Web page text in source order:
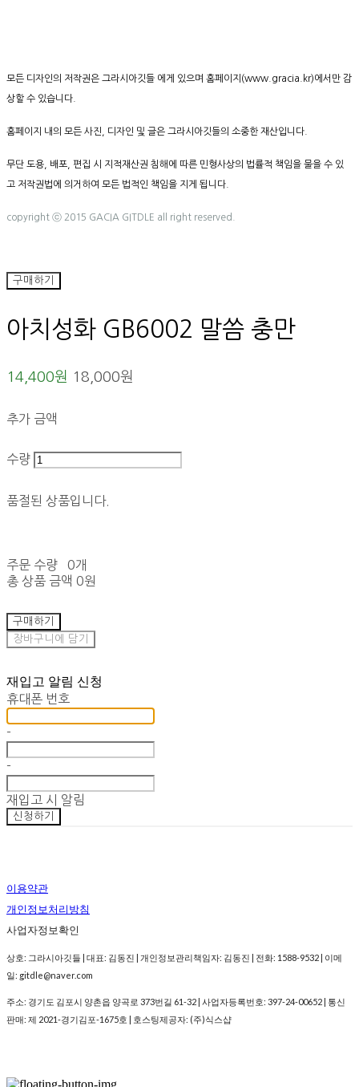
모든 디자인의 저작권은 그라시아깃들 에게 있으며 홈페이지(www.gracia.kr)에서만 감
상할 수 있습니다.
홈페이지 내의 모든 사진, 디자인 및 글은 그라시아깃들의 소중한 재산입니다.
무단 도용, 배포, 편집 시 지적재산권 침해에 따른 민형사상의 법률적 책임을 물을 수 있
고 저작권법에 의거하여 모든 법적인 책임을 지게 됩니다.
copyright ⓒ 2015 GACIA GITDLE all right reserved.
구매하기
아치성화 GB6002 말씀 충만
14,400원 18,000원
추가 금액
수량
품절된 상품입니다.
주문 수량
0개
총 상품 금액 0원
구매하기
장바구니에 담기
재입고 알림 신청
휴대폰 번호
-
-
재입고 시 알림
신청하기
이용약관
개인정보처리방침
사업자정보확인
상호: 그라시아깃들 | 대표: 김동진 | 개인정보관리책임자: 김동진 | 전화: 1588-9532 | 이메
일: gitdle@naver.com
주소: 경기도 김포시 양촌읍 양곡로 373번길 61-32 | 사업자등록번호: 397-24-00652 | 통신
판매: 제 2021-경기김포-1675호 | 호스팅제공자: (주)식스샵